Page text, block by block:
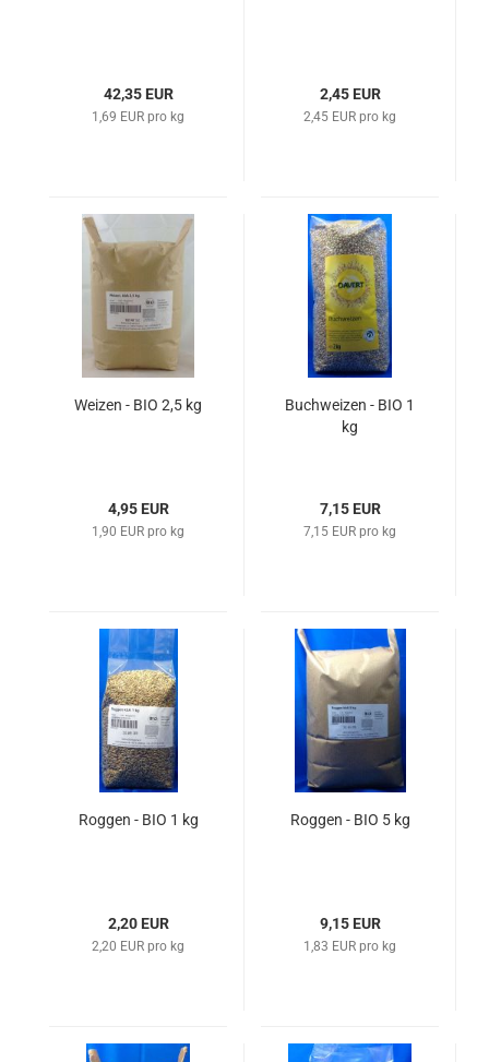
42,35 EUR
1,69 EUR pro kg
2,45 EUR
2,45 EUR pro kg
Weizen - BIO 2,5 kg
4,95 EUR
1,90 EUR pro kg
Buchweizen - BIO 1
kg
7,15 EUR
7,15 EUR pro kg
Roggen - BIO 1 kg
2,20 EUR
2,20 EUR pro kg
Roggen - BIO 5 kg
9,15 EUR
1,83 EUR pro kg